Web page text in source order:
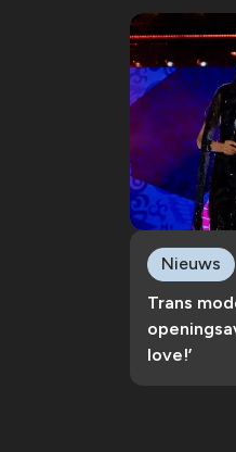
Trans
love!’
Nieuws